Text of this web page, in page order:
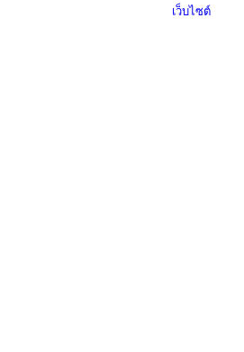
เว็บไซต์